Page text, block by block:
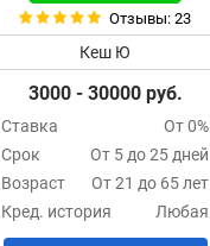
Отзывы: 23
Кеш Ю
3000 - 30000 руб.
Ставка
От 0%
Срок
От 5 до 25 дней
Возраст
От 21 до 65 лет
Кред. история
Любая